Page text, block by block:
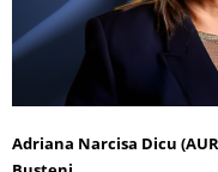
Adriana Narcisa Dicu